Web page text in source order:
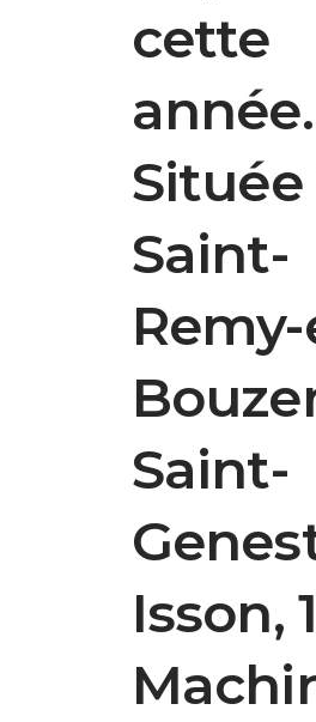
cette
année.
Située
Saint-
Saint-
Isson,